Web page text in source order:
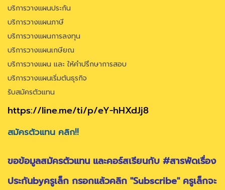
บริการวางแผนประกัน
บริการวางแผนภาษี
บริการวางแผนการลงทุน
บริการวางแผนเกษียณ
บริการวางแผน และ ให้คำปรึกษาการสอบ
บริการวางแผนเริ่มต้นธุรกิจ
รับสมัครตัวแทน
https://line.me/ti/p/eY-hHXdJj8
สมัครตัวแทน คลิก!!
ขอข้อมูลสมัครตัวแทน และคอร์สเรียนกับ #สารพัดเรื่อง
ประกันbyครูเล็ก กรอกแล้วคลิก "Subscribe" ครูเล็กจะ